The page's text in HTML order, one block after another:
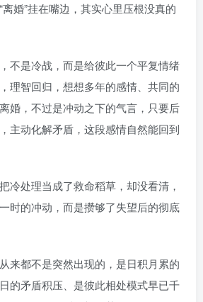
婚”挂在嘴边，其实心里压根没真的
是冷战，而是给彼此一个平复情绪
理智回归，想想多年的感情、共同的
婚，不过是冲动之下的气言，只要后
主动化解矛盾，这段感情自然能回到
处理当成了救命稻草，却没看清，
时的冲动，而是攒够了失望后的彻底
都不是突然出现的，是日积月累的
的矛盾积压、是彼此相处模式早已千